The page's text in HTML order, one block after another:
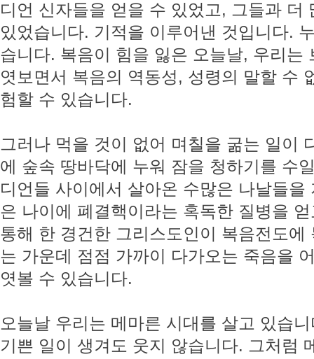
디언 신자들을 얻을 수 있었고, 그들과 더
있었습니다. 기적을 이루어낸 것입니다.
습니다. 복음이 힘을 잃은 오늘날, 우리는
엿보면서 복음의 역동성, 성령의 말할 수
험할 수 있습니다.
그러나 먹을 것이 없어 며칠을 굶는 일이
에 숲속 땅바닥에 누워 잠을 청하기를 수
디언들 사이에서 살아온 수많은 나날들
은 나이에 폐결핵이라는 혹독한 질병을
통해 한 경건한 그리스도인이 복음전도
는 가운데 점점 가까이 다가오는 죽음을
엿볼 수 있습니다.
오늘날 우리는 메마른 시대를 살고 있습
기쁜 일이 생겨도 웃지 않습니다. 그처럼